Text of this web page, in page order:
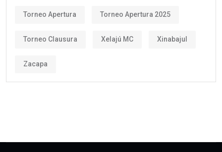
Torneo Apertura Torneo Apertura 2025
Torneo Clausura Xelajú MC Xinabajul
Zacapa